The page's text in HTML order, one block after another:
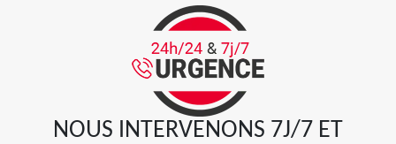
NOUS INTERVENONS 7J/7 ET